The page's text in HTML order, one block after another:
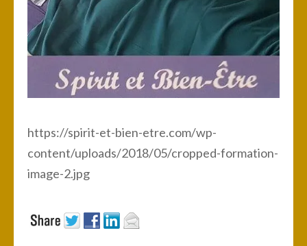
https://spirit-et-bien-etre.com/wp-
content/uploads/2018/05/cropped-formation-
image-2.jpg